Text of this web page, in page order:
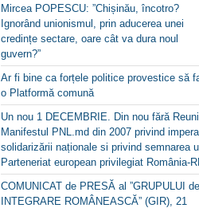
Mircea POPESCU: ”Chișinău, încotro?
Ignorând unionismul, prin aducerea unei
credințe sectare, oare cât va dura noul
guvern?”
Ar fi bine ca forțele politice provestice să
o Platformă comună
Un nou 1 DECEMBRIE. Din nou fără
Manifestul PNL.md din 2007 privind
solidarizării naționale si privind semnarea
Parteneriat european privilegiat România-
COMUNICAT de PRESĂ al ”GRUPULUI de
INTEGRARE ROMÂNEASCĂ” (GIR), 21